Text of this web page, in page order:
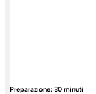
Preparazione: 30 minuti